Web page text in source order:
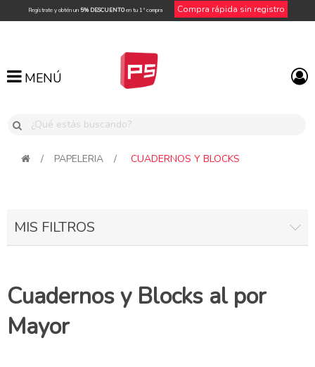
Regístrate y obtén un 5% DESCUENTOen tu 1ª compra Compra rápida sin registro
MENÚ
MENÚ
/ PAPELERIA / CUADERNOS Y BLOCKS
MIS FILTROS
Cuadernos y Blocks al por
Mayor